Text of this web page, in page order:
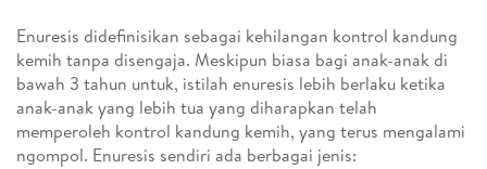
Enuresis didefinisikan sebagai kehilangan kontrol kandung
kemih tanpa disengaja. Meskipun biasa bagi anak-anak di
bawah 3 tahun untuk, istilah enuresis lebih berlaku ketika
anak-anak yang lebih tua yang diharapkan telah
memperoleh kontrol kandung kemih, yang terus mengalami
ngompol. Enuresis sendiri ada berbagai jenis: